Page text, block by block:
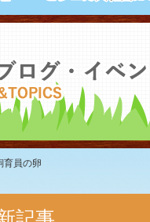
育員の卵